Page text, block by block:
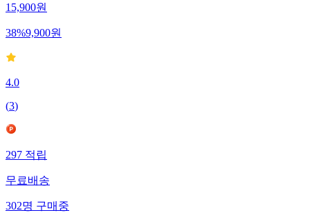
15,900원
38%9,900원
4.0
(3)
297적립
무료배송
302명구매중